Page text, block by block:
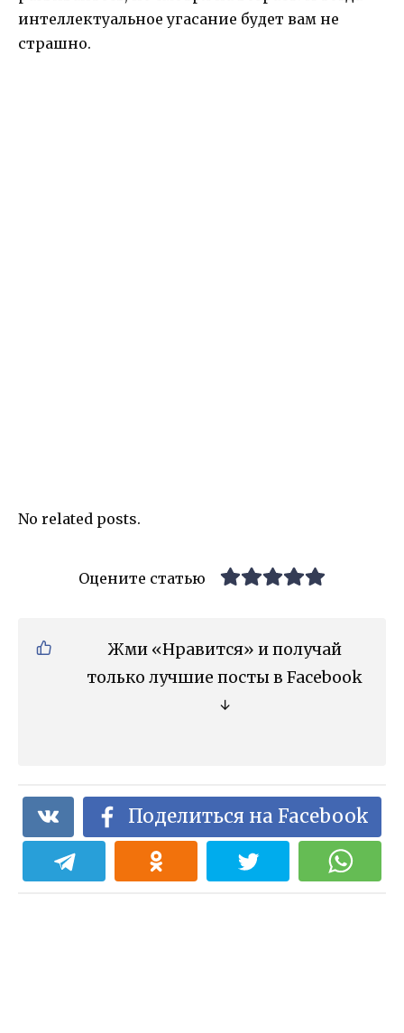
интеллектуальное угасание будет вам не
страшно.
No related posts.
Оцените статью
Жми «Нравится» и получай
только лучшие посты в Facebook
↓
Поделиться на Facebook